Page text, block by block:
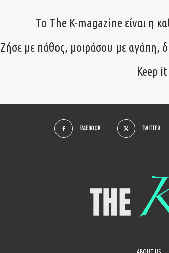
Το The K-magazine είναι η
Ζήσε με πάθος, μοιράσου με αγάπη,
Keep
FACEBOOK TWITTER